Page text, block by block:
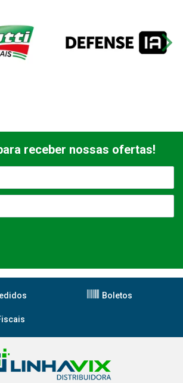
receber nossas ofertas!
Boletos